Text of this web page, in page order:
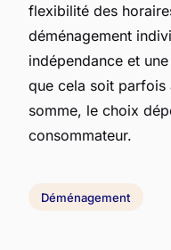
flexibilité des
déménagement
indépendance et
que cela soit parfois
somme, le choix
consommateur.
Déménagement